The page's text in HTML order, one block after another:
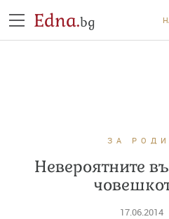
Edna.bg
ЗА
Невероятните
17.06.2014